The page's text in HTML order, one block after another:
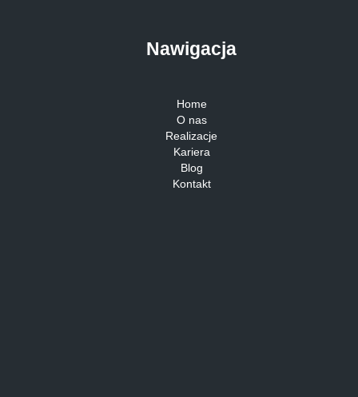
Nawigacja
Home
O nas
Realizacje
Kariera
Blog
Kontakt